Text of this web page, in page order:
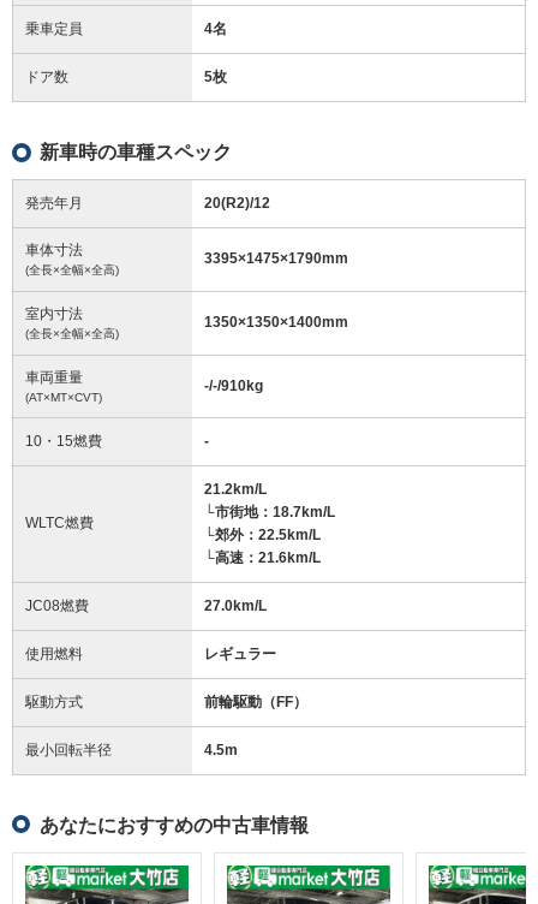
乗車定員 4名
ドア数 5枚
新車時の車種スペック
発売年月 20(R2)/12
車体寸法
(全長×全幅×全高)
3395×1475×1790mm
室内寸法
(全長×全幅×全高)
1350×1350×1400mm
車両重量
(AT×MT×CVT)
-/-/910kg
10・15燃費 -
WLTC燃費
21.2km/L
└市街地：18.7km/L
└郊外：22.5km/L
└高速：21.6km/L
JC08燃費 27.0km/L
使用燃料 レギュラー
駆動方式 前輪駆動（FF）
最小回転半径 4.5m
あなたにおすすめの中古車情報